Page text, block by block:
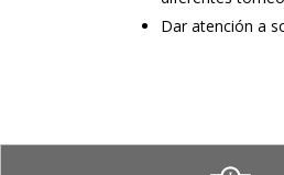
Dar atención a